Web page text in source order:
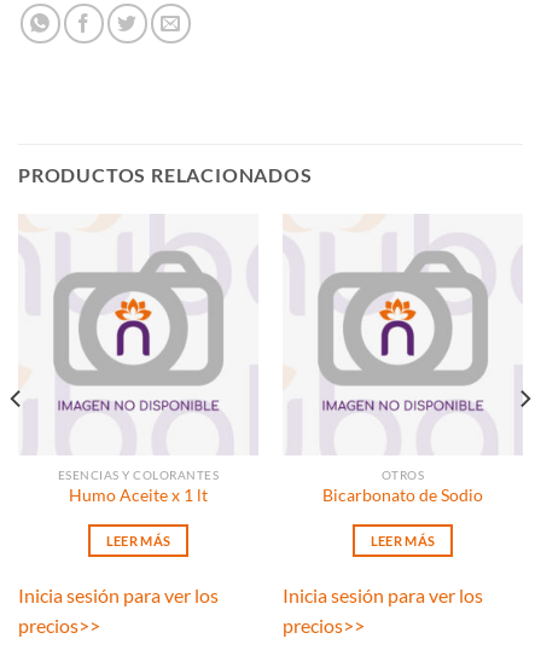
PRODUCTOS RELACIONADOS
ESENCIAS Y COLORANTES
Humo Aceite x 1 lt
LEER MÁS
Inicia sesión para ver los
precios>>
OTROS
Bicarbonato de Sodio
LEER MÁS
Inicia sesión para ver los
precios>>